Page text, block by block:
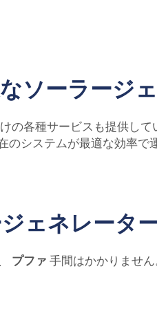
ソーラージ
の各種サービスも提供し
のシステムが最適な効率
ェネレータ
プファ 手間はかかりませ